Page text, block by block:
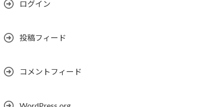
ログイン
投稿フィード
コメントフィード